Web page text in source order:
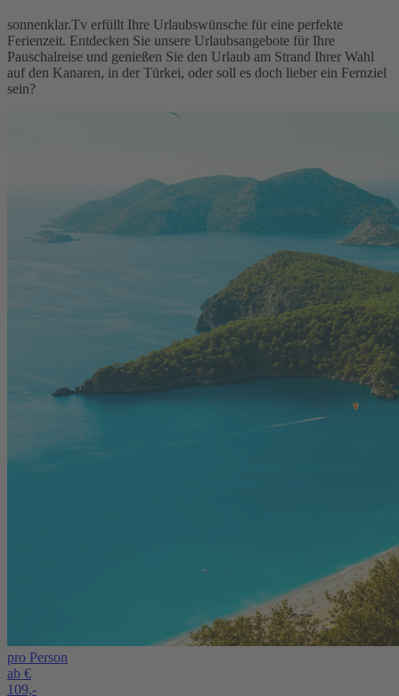
sonnenklar.Tv erfüllt Ihre Urlaubswünsche für eine perfekte
Ferienzeit. Entdecken Sie unsere Urlaubsangebote für Ihre
Pauschalreise und genießen Sie den Urlaub am Strand Ihrer Wahl
auf den Kanaren, in der Türkei, oder soll es doch lieber ein Fernziel
sein?
pro Person
ab €
109,-